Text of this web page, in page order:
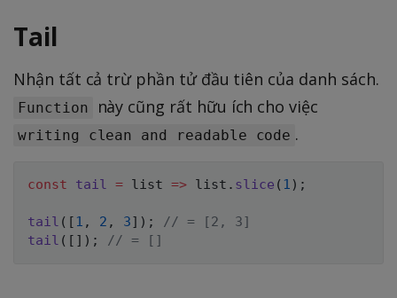
Tail
Nhận tất cả trừ phần tử đầu tiên của danh sách.
Function này cũng rất hữu ích cho việc
writing clean and readable code .
const tail = list => list . slice ( 1 ) ;
tail ( [ 1 , 2 , 3] ) ;
// = [2, 3]
tail ( [ ] ) ; // = []